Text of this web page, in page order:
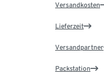
Versandkosten
Lieferzeit
Versandpartner
Packstation